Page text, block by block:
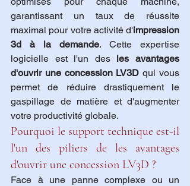
garantissant un taux de réussite
maximal pour votre activité d'impression
3d à la demande. Cette expertise
logicielle est l'un des les avantages
d'ouvrir une concession LV3D qui vous
permet de réduire drastiquement le
gaspillage de matière et d'augmenter
votre productivité globale.
Pourquoi le support technique est-il
l'un des piliers de les avantages
d'ouvrir une concession LV3D ?
Face à une panne complexe ou un